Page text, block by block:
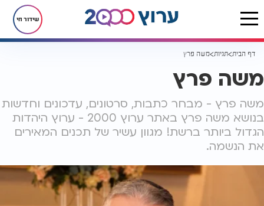
שידור חי
דף הבית תגיות משה פרץ
משה פרץ
משה פרץ - מבחר כתבות, סרטונים, עדכונים וחדשות
בנושא משה פרץ באתר ערוץ 2000 - ערוץ היהדות
הגדול ביותר ברשת! מגוון עשיר של תכנים המאירים
את הנשמה.